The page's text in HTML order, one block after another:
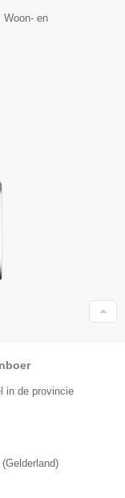
Woon- en
in de provincie
(Gelderland)